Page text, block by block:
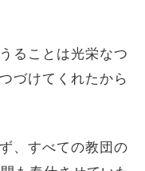
ることは光栄なつ
づけてくれたから
、すべての教団の